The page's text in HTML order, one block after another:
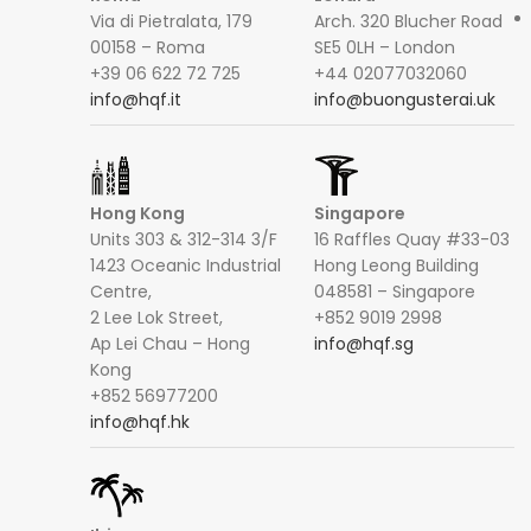
Via di Pietralata, 179
00158 – Roma
+39 06 622 72 725
info@hqf.it
Arch. 320 Blucher Road
SE5 0LH – London
+44 02077032060
info@buongusterai.uk
Hong Kong
Units 303 & 312-314 3/F
1423 Oceanic Industrial
Centre,
2 Lee Lok Street,
Ap Lei Chau – Hong
Kong
+852 56977200
info@hqf.hk
Singapore
16 Raffles Quay #33-03
Hong Leong Building
048581 – Singapore
+852 9019 2998
info@hqf.sg